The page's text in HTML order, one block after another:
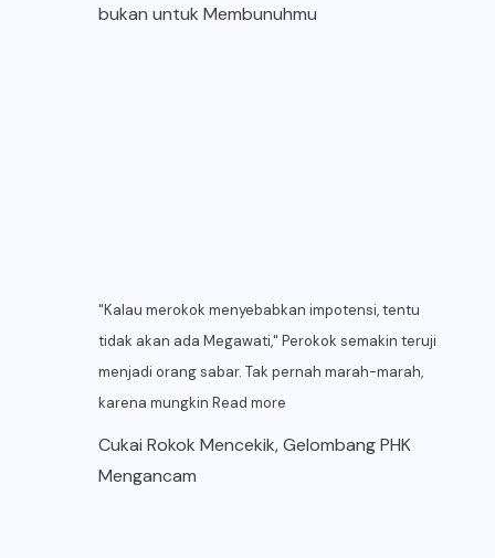
bukan untuk Membunuhmu
"Kalau merokok menyebabkan impotensi, tentu
tidak akan ada Megawati," Perokok semakin teruji
menjadi orang sabar. Tak pernah marah-marah,
karena mungkin Read more
Cukai Rokok Mencekik, Gelombang PHK
Mengancam